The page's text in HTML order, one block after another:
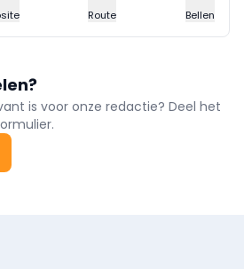
Route Bellen
is voor onze redactie? Deel het